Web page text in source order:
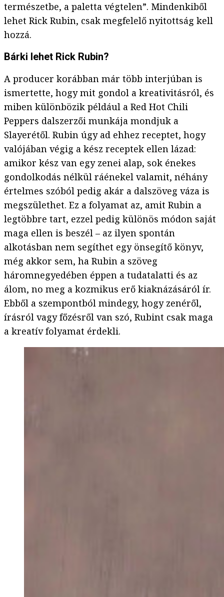
természetbe, a paletta végtelen”. Mindenkiből
lehet Rick Rubin, csak megfelelő nyitottság kell
hozzá.
Bárki lehet Rick Rubin?
A producer korábban már több interjúban is
ismertette, hogy mit gondol a kreativitásról, és
miben különbözik például a Red Hot Chili
Peppers dalszerzői munkája mondjuk a
Slayerétől. Rubin úgy ad ehhez receptet, hogy
valójában végig a kész receptek ellen lázad:
amikor kész van egy zenei alap, sok énekes
gondolkodás nélkül ráénekel valamit, néhány
értelmes szóból pedig akár a dalszöveg váza is
megszülethet. Ez a folyamat az, amit Rubin a
legtöbbre tart, ezzel pedig különös módon saját
maga ellen is beszél – az ilyen spontán
alkotásban nem segíthet egy önsegítő könyv,
még akkor sem, ha Rubin a szöveg
háromnegyedében éppen a tudatalatti és az
álom, no meg a kozmikus erő kiaknázásáról ír.
Ebből a szempontból mindegy, hogy zenéről,
írásról vagy főzésről van szó, Rubint csak maga
a kreatív folyamat érdekli.